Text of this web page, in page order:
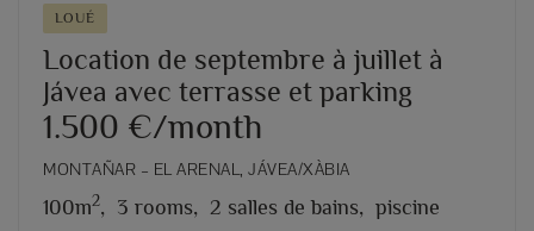
LOUÉ
Location de septembre à juillet à
Jávea avec terrasse et parking
1.500 €/month
MONTAÑAR – EL ARENAL, JÁVEA/XÀBIA
100m2, 3 rooms, 2 salles de bains, piscine